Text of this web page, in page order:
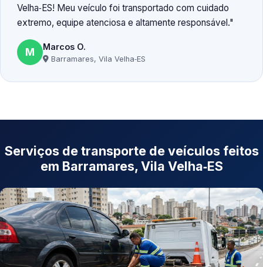
Velha‑ES! Meu veículo foi transportado com cuidado
extremo, equipe atenciosa e altamente responsável.
M Marcos O.
Barramares, Vila Velha‑ES
Serviços de transporte de veículos feitos
em Barramares, Vila Velha‑ES